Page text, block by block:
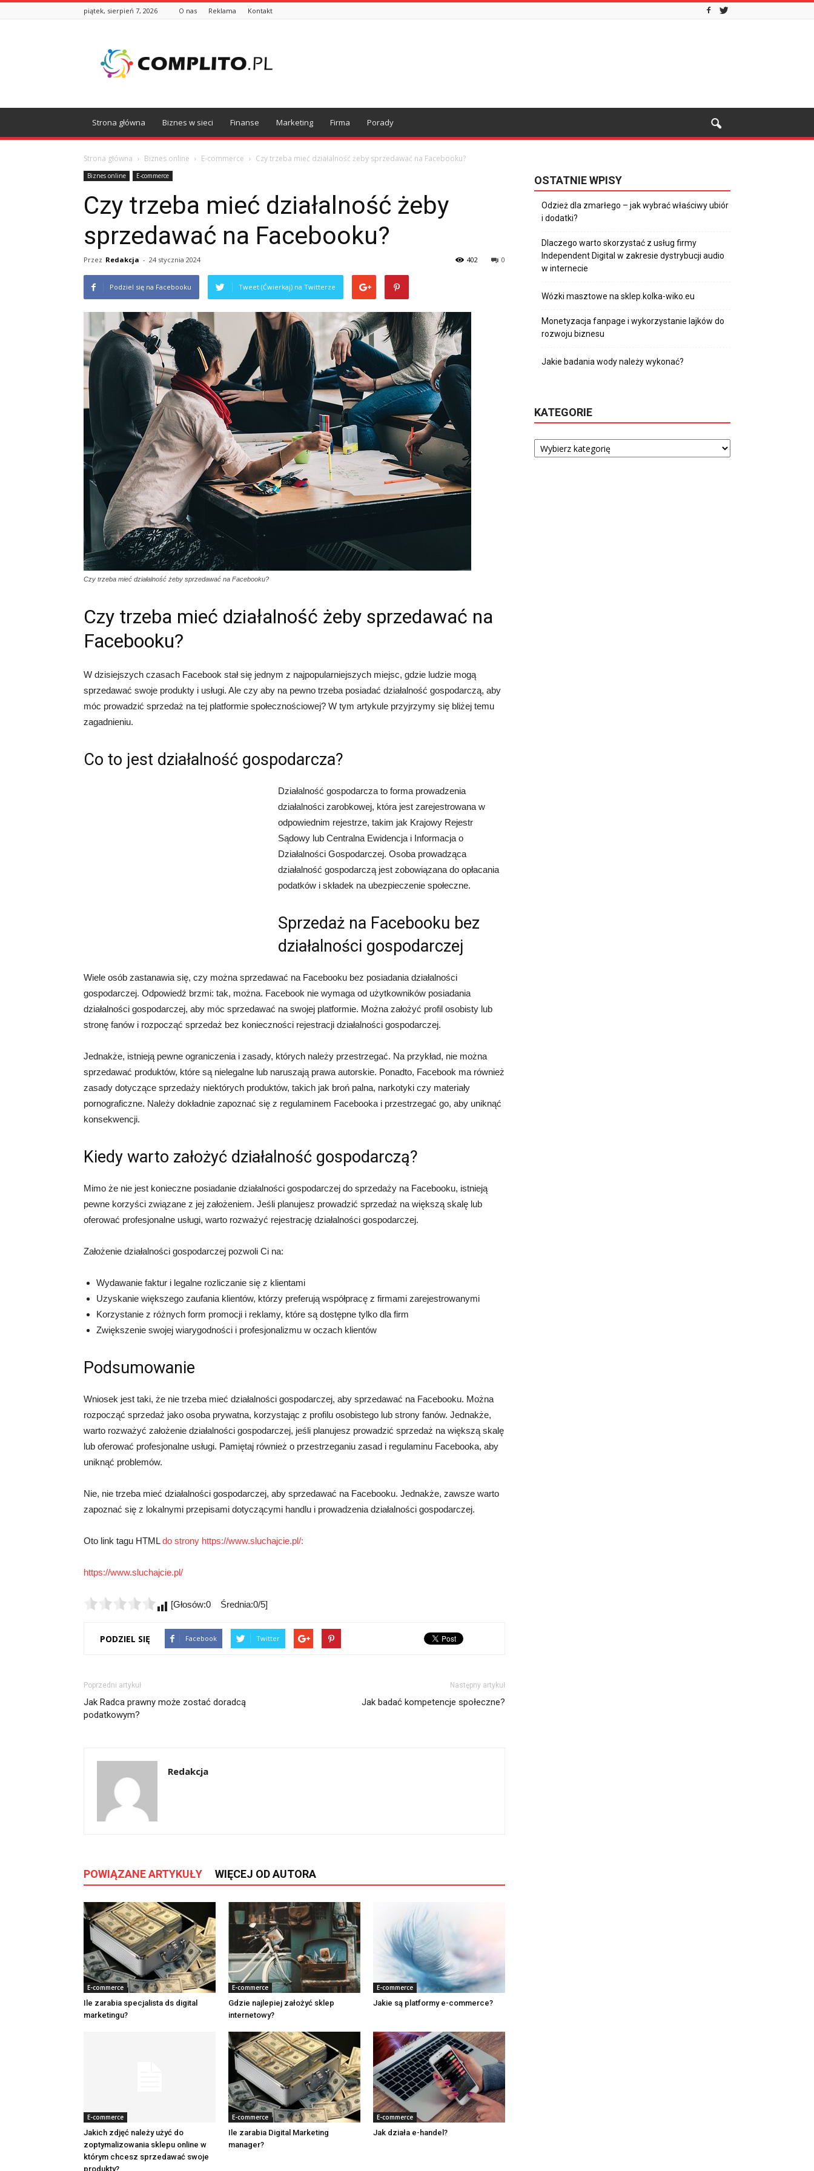
piątek, sierpień 7, 2026 O nas Reklama Kontakt
Strona główna Biznes w sieci Finanse Marketing Firma Porady
Strona główna Biznes online E-commerce Czy trzeba mieć działalność żeby sprzedawać na Facebooku?
Biznes online E-commerce
Czy trzeba mieć działalność żeby
sprzedawać na Facebooku?
Przez Redakcja - 24 stycznia 2024 0
402
Podziel się na Facebooku Tweet (Ćwierkaj) na Twitterze
Czy trzeba mieć działalność żeby sprzedawać na Facebooku?
Czy trzeba mieć działalność żeby sprzedawać na
Facebooku?
W dzisiejszych czasach Facebook stał się jednym z najpopularniejszych miejsc, gdzie ludzie mogą
sprzedawać swoje produkty i usługi. Ale czy aby na pewno trzeba posiadać działalność gospodarczą, aby
móc prowadzić sprzedaż na tej platformie społecznościowej? W tym artykule przyjrzymy się bliżej temu
zagadnieniu.
Co to jest działalność gospodarcza?
Działalność gospodarcza to forma prowadzenia
działalności zarobkowej, która jest zarejestrowana w
odpowiednim rejestrze, takim jak Krajowy Rejestr
Sądowy lub Centralna Ewidencja i Informacja o
Działalności Gospodarczej. Osoba prowadząca
działalność gospodarczą jest zobowiązana do opłacania
podatków i składek na ubezpieczenie społeczne.
Sprzedaż na Facebooku bez
działalności gospodarczej
Wiele osób zastanawia się, czy można sprzedawać na Facebooku bez posiadania działalności
gospodarczej. Odpowiedź brzmi: tak, można. Facebook nie wymaga od użytkowników posiadania
działalności gospodarczej, aby móc sprzedawać na swojej platformie. Można założyć profil osobisty lub
stronę fanów i rozpocząć sprzedaż bez konieczności rejestracji działalności gospodarczej.
Jednakże, istnieją pewne ograniczenia i zasady, których należy przestrzegać. Na przykład, nie można
sprzedawać produktów, które są nielegalne lub naruszają prawa autorskie. Ponadto, Facebook ma również
zasady dotyczące sprzedaży niektórych produktów, takich jak broń palna, narkotyki czy materiały
pornograficzne. Należy dokładnie zapoznać się z regulaminem Facebooka i przestrzegać go, aby uniknąć
konsekwencji.
Kiedy warto założyć działalność gospodarczą?
Mimo że nie jest konieczne posiadanie działalności gospodarczej do sprzedaży na Facebooku, istnieją
pewne korzyści związane z jej założeniem. Jeśli planujesz prowadzić sprzedaż na większą skalę lub
oferować profesjonalne usługi, warto rozważyć rejestrację działalności gospodarczej.
Założenie działalności gospodarczej pozwoli Ci na:
Wydawanie faktur i legalne rozliczanie się z klientami
Uzyskanie większego zaufania klientów, którzy preferują współpracę z firmami zarejestrowanymi
Korzystanie z różnych form promocji i reklamy, które są dostępne tylko dla firm
Zwiększenie swojej wiarygodności i profesjonalizmu w oczach klientów
Podsumowanie
Wniosek jest taki, że nie trzeba mieć działalności gospodarczej, aby sprzedawać na Facebooku. Można
rozpocząć sprzedaż jako osoba prywatna, korzystając z profilu osobistego lub strony fanów. Jednakże,
warto rozważyć założenie działalności gospodarczej, jeśli planujesz prowadzić sprzedaż na większą skalę
lub oferować profesjonalne usługi. Pamiętaj również o przestrzeganiu zasad i regulaminu Facebooka, aby
uniknąć problemów.
Nie, nie trzeba mieć działalności gospodarczej, aby sprzedawać na Facebooku. Jednakże, zawsze warto
zapoznać się z lokalnymi przepisami dotyczącymi handlu i prowadzenia działalności gospodarczej.
Oto link tagu HTMLdo strony https://www.sluchajcie.pl/:
https://www.sluchajcie.pl/
[Głosów:0 Średnia:0/5]
PODZIEL SIĘ Facebook Twitter
Poprzedni artykuł
Jak Radca prawny może zostać doradcą
podatkowym?
Następny artykuł
Jak badać kompetencje społeczne?
Redakcja
POWIĄZANE ARTYKUŁY WIĘCEJ OD AUTORA
E-commerce
Ile zarabia specjalista ds digital
marketingu?
E-commerce
Gdzie najlepiej założyć sklep
internetowy?
E-commerce
Jakie są platformy e-commerce?
E-commerce
Jakich zdjęć należy użyć do
zoptymalizowania sklepu online w
którym chcesz sprzedawać swoje
produkty?
E-commerce
Ile zarabia Digital Marketing
manager?
E-commerce
Jak działa e-handel?
OSTATNIE WPISY
Odzież dla zmarłego – jak wybrać właściwy ubiór
i dodatki?
Dlaczego warto skorzystać z usług firmy
Independent Digital w zakresie dystrybucji audio
w internecie
Wózki masztowe na sklep.kolka-wiko.eu
Monetyzacja fanpage i wykorzystanie lajków do
rozwoju biznesu
Jakie badania wody należy wykonać?
KATEGORIE
Kategorie